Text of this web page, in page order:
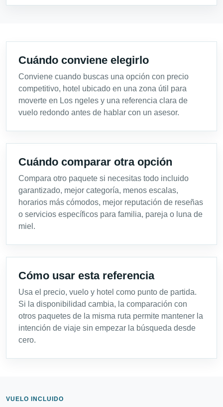
Cuándo conviene elegirlo
Conviene cuando buscas una opción con precio
competitivo, hotel ubicado en una zona útil para
moverte en Los ngeles y una referencia clara de
vuelo redondo antes de hablar con un asesor.
Cuándo comparar otra opción
Compara otro paquete si necesitas todo incluido
garantizado, mejor categoría, menos escalas,
horarios más cómodos, mejor reputación de reseñas
o servicios específicos para familia, pareja o luna de
miel.
Cómo usar esta referencia
Usa el precio, vuelo y hotel como punto de partida.
Si la disponibilidad cambia, la comparación con
otros paquetes de la misma ruta permite mantener la
intención de viaje sin empezar la búsqueda desde
cero.
VUELO INCLUIDO